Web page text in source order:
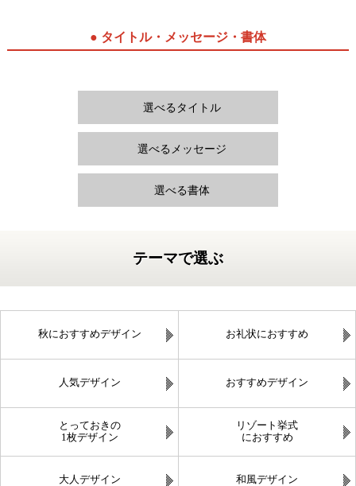
● タイトル・メッセージ・書体
選べるタイトル
選べるメッセージ
選べる書体
テーマで選ぶ
秋におすすめデザイン お礼状におすすめ
人気デザイン おすすめデザイン
とっておきの
1枚デザイン
リゾート挙式
におすすめ
大人デザイン 和風デザイン